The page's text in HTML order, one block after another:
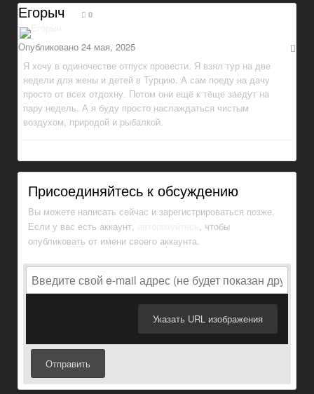
Егорыч 0
Опубликовано 24 мая, 2025
Я хочу в одиночестве отпуск провести. Я взял тур на две
недели для жены и детей в Турцию. А сам поеду на дачу
просто от всех отдохну. Потом они ещё к тёще заедут на
пару недель. А я буду просто наслаждаться чистым
воздухом, природой и рыбалкой.
Присоединяйтесь к обсуждению
Вы можете написать сейчас и зарегистрироваться позже.
Если у вас есть аккаунт,
, чтобы
опубликовать от имени своего аккаунта.
Указать URL изображения
Отправить